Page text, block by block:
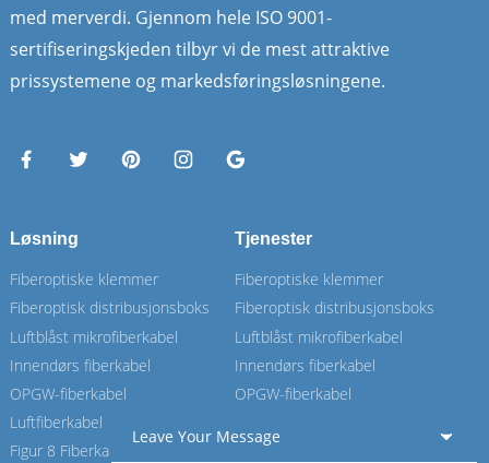
med merverdi. Gjennom hele ISO 9001-
sertifiseringskjeden tilbyr vi de mest attraktive
prissystemene og markedsføringsløsningene.
Løsning
Fiberoptiske klemmer
Fiberoptisk distribusjonsboks
Luftblåst mikrofiberkabel
Innendørs fiberkabel
OPGW-fiberkabel
Luftfiberkabel
Figur 8 Fiberkabel
Tjenester
Fiberoptiske klemmer
Fiberoptisk distribusjonsboks
Luftblåst mikrofiberkabel
Innendørs fiberkabel
OPGW-fiberkabel
Figur 8 Fiberkabel
Leave Your Message